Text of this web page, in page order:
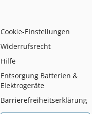
Cookie-Einstellungen
Widerrufsrecht
Hilfe
Entsorgung Batterien &
Elektrogeräte
Barrierefreiheitserklärung